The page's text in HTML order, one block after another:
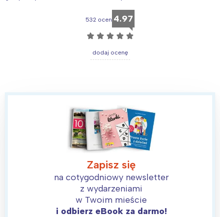
532 ocen 4.97
☆ ☆ ☆ ☆ ☆
dodaj ocenę
Zapisz się
na cotygodniowy newsletter
z wydarzeniami
w Twoim mieście
i odbierz eBook za darmo!
Warszawa
Trójmiasto
Śląsk
Kraków
Południe
Wszystkie
Wybieram